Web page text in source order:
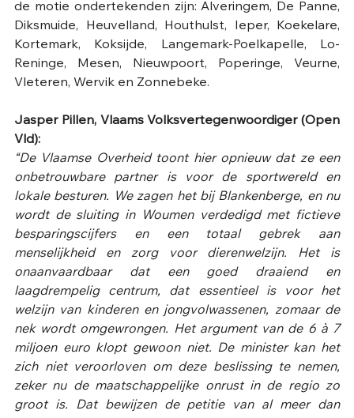
de motie ondertekenden zijn: Alveringem, De Panne,
Diksmuide, Heuvelland, Houthulst, Ieper, Koekelare,
Kortemark, Koksijde, Langemark-Poelkapelle, Lo-
Reninge, Mesen, Nieuwpoort, Poperinge, Veurne,
Vleteren, Wervik en Zonnebeke.
Jasper Pillen, Vlaams Volksvertegenwoordiger (Open
Vld):
“De Vlaamse Overheid toont hier opnieuw dat ze een
onbetrouwbare partner is voor de sportwereld en
lokale besturen. We zagen het bij Blankenberge, en nu
wordt de sluiting in Woumen verdedigd met fictieve
besparingscijfers en een totaal gebrek aan
menselijkheid en zorg voor dierenwelzijn. Het is
onaanvaardbaar dat een goed draaiend en
laagdrempelig centrum, dat essentieel is voor het
welzijn van kinderen en jongvolwassenen, zomaar de
nek wordt omgewrongen. Het argument van de 6 à 7
miljoen euro klopt gewoon niet. De minister kan het
zich niet veroorloven om deze beslissing te nemen,
zeker nu de maatschappelijke onrust in de regio zo
groot is. Dat bewijzen de petitie van al meer dan